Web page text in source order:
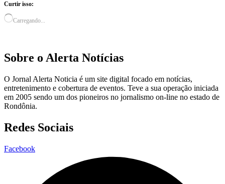
Curtir isso:
Carregando...
Sobre o Alerta Notícias
O Jornal Alerta Noticia é um site digital focado em notícias,
entretenimento e cobertura de eventos. Teve a sua operação iniciada
em 2005 sendo um dos pioneiros no jornalismo on-line no estado de
Rondônia.
Redes Sociais
Facebook